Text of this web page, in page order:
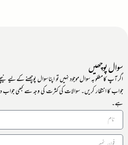
سوال پوچھیں
اگر آپ کا مطلوبہ سوال موجود نہیں تو اپنا سوال پوچھنے کے لیے
جواب کا انتظار کریں۔ سوالات کی کثرت کی وجہ سے کبھی
ہے۔